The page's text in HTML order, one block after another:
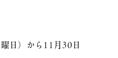
日）から11月30日